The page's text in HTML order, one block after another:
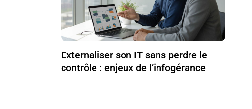
Externaliser son IT sans perdre le
contrôle : enjeux de l’infogérance